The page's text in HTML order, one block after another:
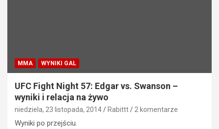
MMA WYNIKI GAL
UFC Fight Night 57: Edgar vs. Swanson –
wyniki i relacja na żywo
niedziela, 23 listopada, 2014 Rabittt 2 komentarze
Wyniki po przejściu.